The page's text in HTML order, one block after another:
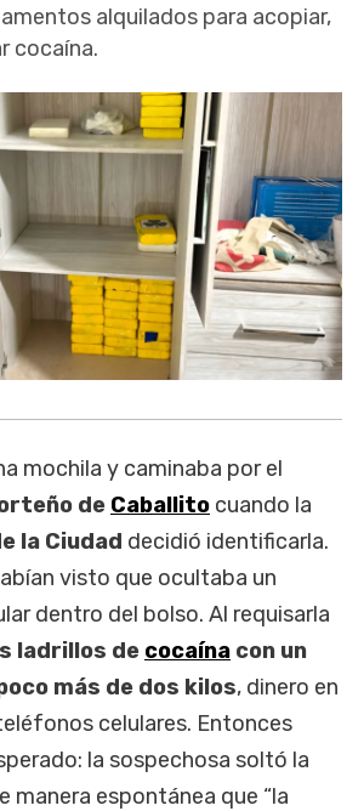
alquilados para acopiar,
cocaína.
mochila y caminaba por el
de Caballito cuando la
la Ciudad decidió identificarla.
visto que ocultaba un
dentro del bolso. Al requisarla
ladrillos de cocaína con un
más de dos kilos, dinero en
celulares. Entonces
la sospechosa soltó la
manera espontánea que “la